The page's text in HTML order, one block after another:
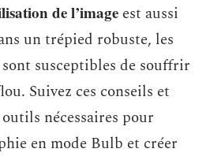
de l’image est aussi
un trépied robuste, les
susceptibles de souffrir
Suivez ces conseils et
nécessaires pour
en mode Bulb et créer